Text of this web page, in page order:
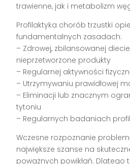
trawienne, jak i metabolizm
Profilaktyka chorób trzustki
fundamentalnych zasadach:
– Zdrowej, zbilansowanej
nieprzetworzone produkty
– Regularnej aktywności
– Utrzymywaniu prawidłowej
– Eliminacji lub znacznym
tytoniu
– Regularnych badaniach
Wczesne rozpoznanie
największe szanse na
poważnych powikłań. Dlatego